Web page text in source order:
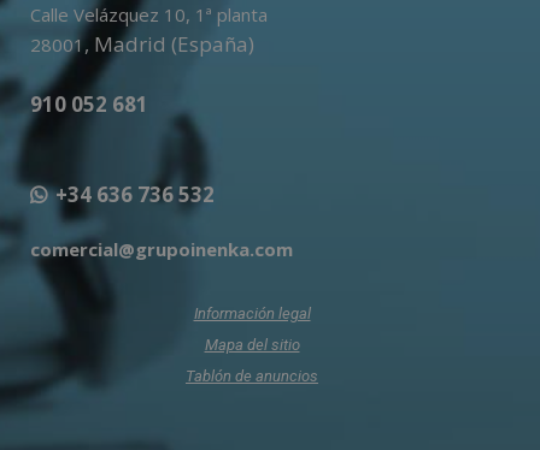
Calle Velázquez 10, 1ª planta
28001, Madrid (España)
910 052 681
+34 636 736 532
comercial@grupoinenka.com
Información legal
Mapa del sitio
Tablón de anuncios